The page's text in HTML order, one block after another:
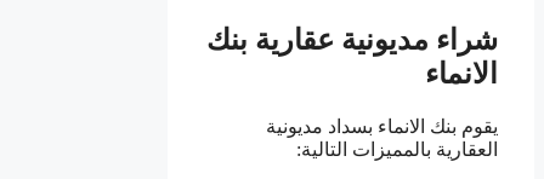
شراء مديونية عقارية بنك
الانماء
يقوم بنك الانماء بسداد مديونية
العقارية بالمميزات التالية: